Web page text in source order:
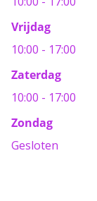
Vrijdag
10:00 - 17:00
Zaterdag
10:00 - 17:00
Zondag
Gesloten